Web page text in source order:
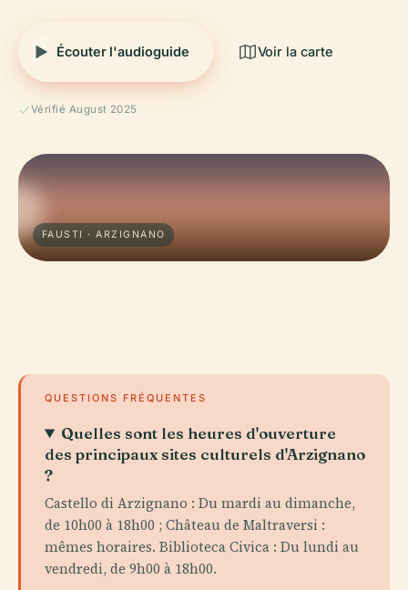
Écouter l'audioguide Voir la carte
Vérifié August 2025
FAUSTI · ARZIGNANO
QUESTIONS FRÉQUENTES
Quelles sont les heures d'ouverture
des principaux sites culturels d'Arzignano
?
Castello di Arzignano : Du mardi au dimanche,
de 10h00 à 18h00 ; Château de Maltraversi :
mêmes horaires. Biblioteca Civica : Du lundi au
vendredi, de 9h00 à 18h00.